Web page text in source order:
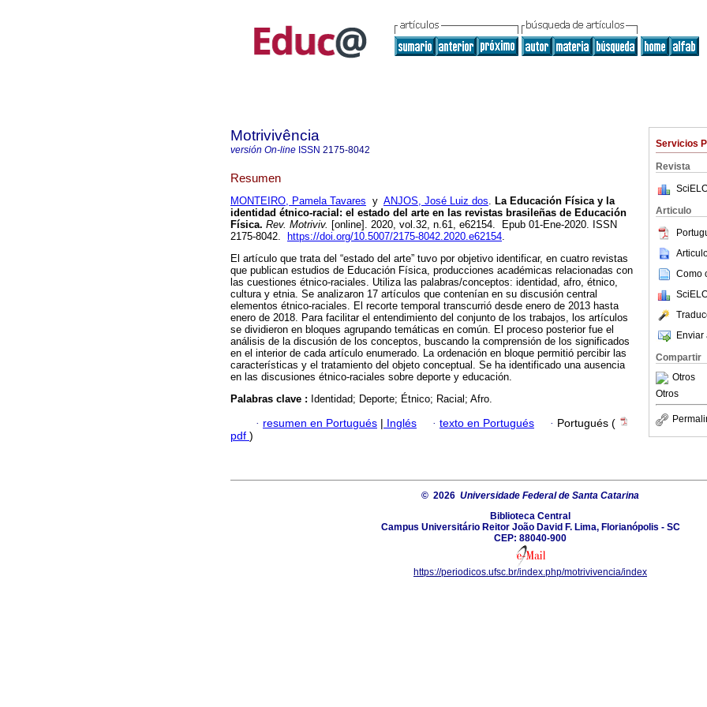
Servicios
Revista
Articulo
Como
Enviar
Compartir
Otros
Otros
Motrivivência
versión On-line ISSN 2175-8042
Resumen
MONTEIRO, Pamela Tavares y ANJOS, José Luiz dos. La Educación Física y la
identidad étnico-racial: el estado del arte en las revistas brasileñas de Educación
Física. Rev. Motriviv. [online]. 2020, vol.32, n.61, e62154. Epub 01-Ene-2020. ISSN
2175-8042.
https://doi.org/10.5007/2175-8042.2020.e62154.
El artículo que trata del “estado del arte” tuvo por objetivo identificar, en cuatro revistas
que publican estudios de Educación Física, producciones académicas relacionadas con
las cuestiones étnico-raciales. Utiliza las palabras/conceptos: identidad, afro, étnico,
cultura y etnia. Se analizaron 17 artículos que contenían en su discusión central
elementos étnico-raciales. El recorte temporal transcurrió desde enero de 2013 hasta
enero de 2018. Para facilitar el entendimiento del conjunto de los trabajos, los artículos
se dividieron en bloques agrupando temáticas en común. El proceso posterior fue el
análisis de la discusión de los conceptos, buscando la comprensión de los significados
en el interior de cada artículo enumerado. La ordenación en bloque permitió percibir las
características y el tratamiento del objeto conceptual. Se ha identificado una ausencia
en las discusiones étnico-raciales sobre deporte y educación.
Palabras clave : Identidad; Deporte; Étnico; Racial; Afro.
· resumen en Portugués | Inglés · texto en Portugués · Portugués (
pdf )
© 2026 Universidade Federal de Santa Catarina
Biblioteca Central
Campus Universitário Reitor João David F. Lima, Florianópolis - SC
CEP: 88040-900
https://periodicos.ufsc.br/index.php/motrivivencia/index